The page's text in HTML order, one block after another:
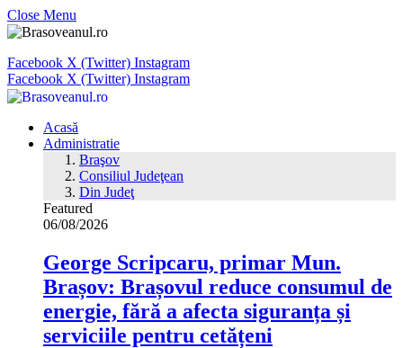
Close Menu
Facebook X (Twitter) Instagram
Facebook X (Twitter) Instagram
Acasă
Administratie
Braşov
Consiliul Judeţean
Din Judeţ
Featured
06/08/2026
George Scripcaru, primar Mun.
Brașov: Brașovul reduce consumul de
energie, fără a afecta siguranța și
serviciile pentru cetățeni